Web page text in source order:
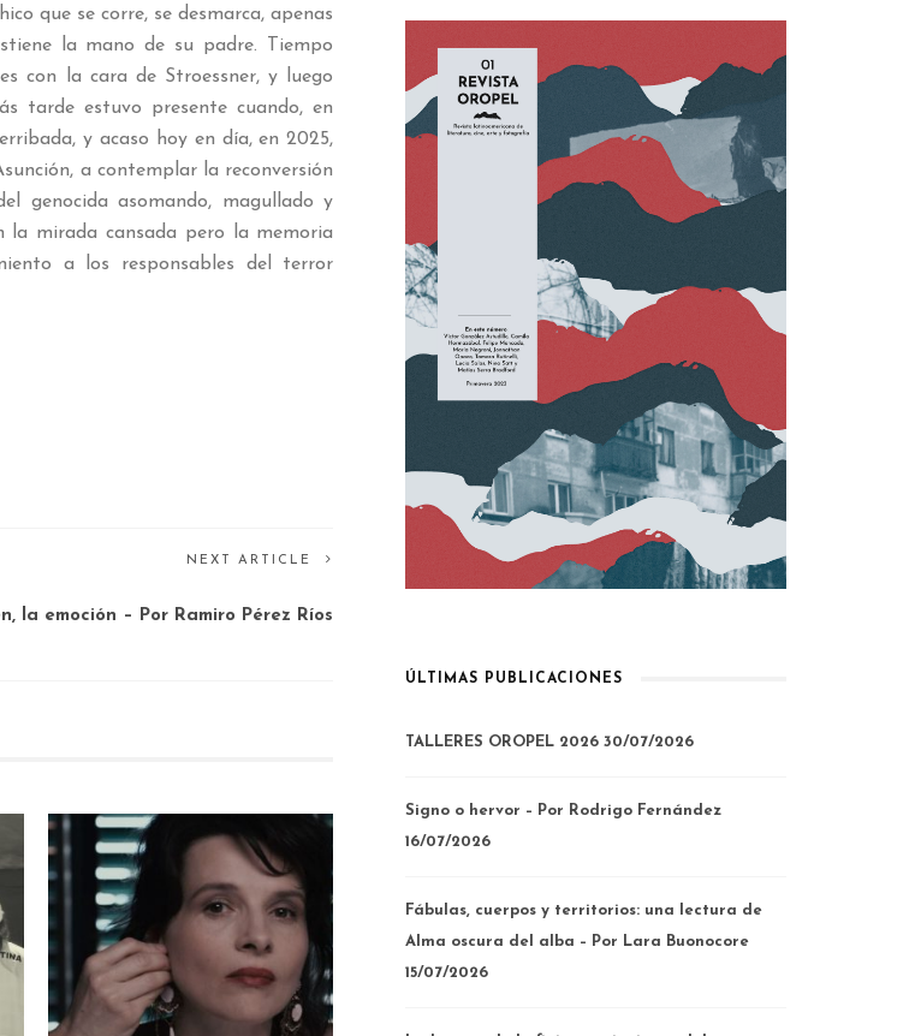
que se corre, se desmarca, apenas
la mano de su padre. Tiempo
con la cara de Stroessner, y luego
tarde estuvo presente cuando, en
y acaso hoy en día, en 2025,
a contemplar la reconversión
genocida asomando, magullado y
la mirada cansada pero la memoria
a los responsables del terror
NEXT ARTICLE
la emoción – Por Ramiro Pérez Ríos
ÚLTIMAS PUBLICACIONES
TALLERES OROPEL 2026 30/07/2026
Signo o hervor – Por Rodrigo Fernández
16/07/2026
Fábulas, cuerpos y territorios: una lectura de
Alma oscura del alba – Por Lara Buonocore
15/07/2026